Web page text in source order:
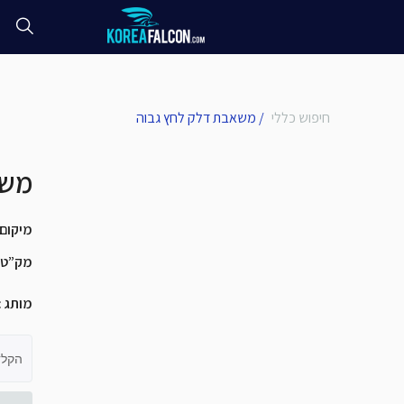
משאבת דלק לחץ גבוה / חיפוש כללי
מק”ט
:מותג